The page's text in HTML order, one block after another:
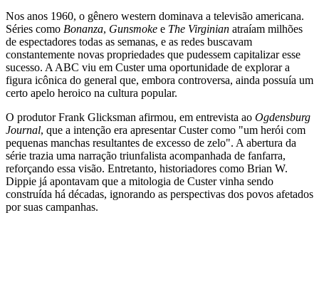
Nos anos 1960, o gênero western dominava a televisão americana.
Séries como Bonanza, Gunsmoke e The Virginian atraíam milhões
de espectadores todas as semanas, e as redes buscavam
constantemente novas propriedades que pudessem capitalizar esse
sucesso. A ABC viu em Custer uma oportunidade de explorar a
figura icônica do general que, embora controversa, ainda possuía um
certo apelo heroico na cultura popular.
O produtor Frank Glicksman afirmou, em entrevista ao Ogdensburg
Journal, que a intenção era apresentar Custer como "um herói com
pequenas manchas resultantes de excesso de zelo". A abertura da
série trazia uma narração triunfalista acompanhada de fanfarra,
reforçando essa visão. Entretanto, historiadores como Brian W.
Dippie já apontavam que a mitologia de Custer vinha sendo
construída há décadas, ignorando as perspectivas dos povos afetados
por suas campanhas.